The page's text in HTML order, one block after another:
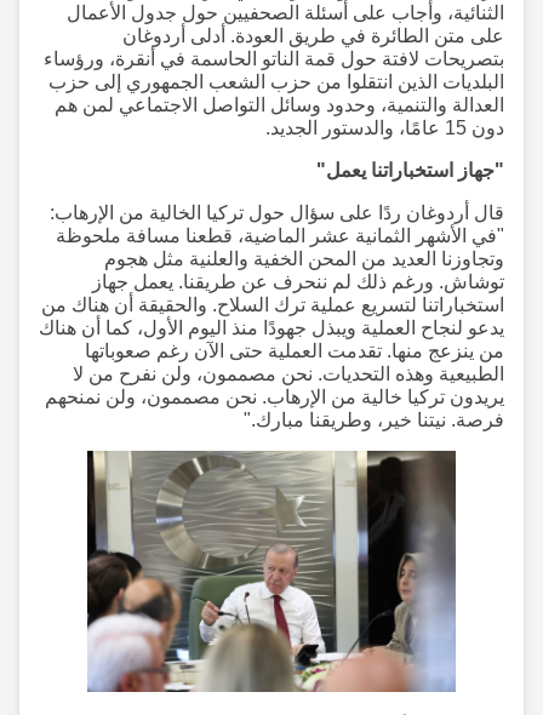
الثنائية، وأجاب على أسئلة الصحفيين حول جدول الأعمال
على متن الطائرة في طريق العودة. أدلى أردوغان
بتصريحات لافتة حول قمة الناتو الحاسمة في أنقرة، ورؤساء
البلديات الذين انتقلوا من حزب الشعب الجمهوري إلى حزب
العدالة والتنمية، وحدود وسائل التواصل الاجتماعي لمن هم
دون 15 عامًا، والدستور الجديد.
"جهاز استخباراتنا يعمل"
قال أردوغان ردًا على سؤال حول تركيا الخالية من الإرهاب:
"في الأشهر الثمانية عشر الماضية، قطعنا مسافة ملحوظة
وتجاوزنا العديد من المحن الخفية والعلنية مثل هجوم
توشاش. ورغم ذلك لم ننحرف عن طريقنا. يعمل جهاز
استخباراتنا لتسريع عملية ترك السلاح. والحقيقة أن هناك من
يدعو لنجاح العملية ويبذل جهودًا منذ اليوم الأول، كما أن هناك
من ينزعج منها. تقدمت العملية حتى الآن رغم صعوباتها
الطبيعية وهذه التحديات. نحن مصممون، ولن نفرح من لا
يريدون تركيا خالية من الإرهاب. نحن مصممون، ولن نمنحهم
فرصة. نيتنا خير، وطريقنا مبارك."